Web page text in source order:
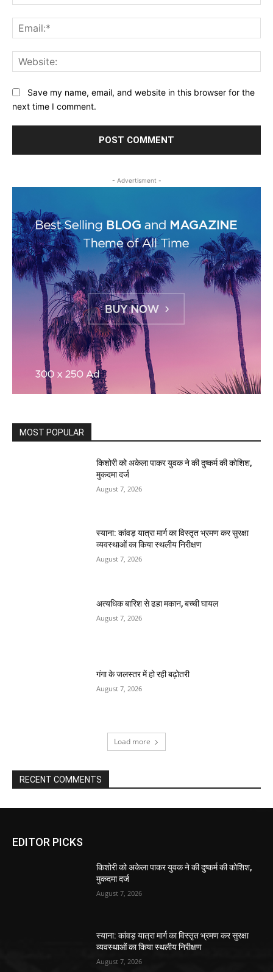
Save my name, email, and website in this browser for the
next time I comment.
- Advertisment -
MOST POPULAR
किशोरी को अकेला पाकर युवक ने की दुष्कर्म की कोशिश,
मुकदमा दर्ज
August 7, 2026
स्याना: कांवड़ यात्रा मार्ग का विस्तृत भ्रमण कर सुरक्षा
व्यवस्थाओं का किया स्थलीय निरीक्षण
August 7, 2026
अत्यधिक बारिश से ढहा मकान, बच्ची घायल
August 7, 2026
गंगा के जलस्तर में हो रही बढ़ोतरी
August 7, 2026
Load more
RECENT COMMENTS
EDITOR PICKS
किशोरी को अकेला पाकर युवक ने की दुष्कर्म की कोशिश,
मुकदमा दर्ज
August 7, 2026
स्याना: कांवड़ यात्रा मार्ग का विस्तृत भ्रमण कर सुरक्षा
व्यवस्थाओं का किया स्थलीय निरीक्षण
August 7, 2026